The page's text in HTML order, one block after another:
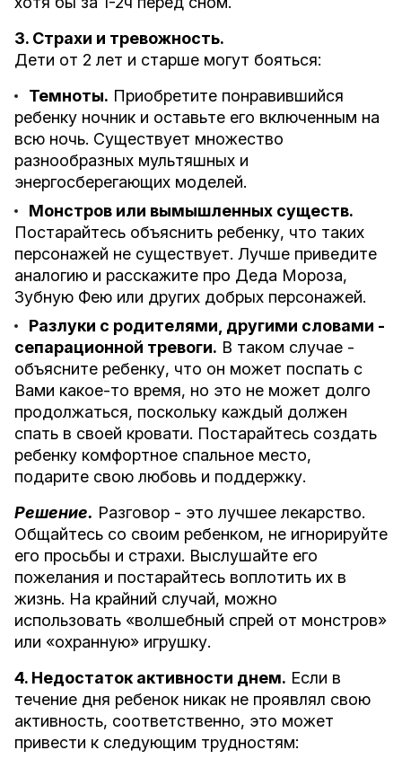
3. Страхи и тревожность.
Дети от 2 лет и старше могут бояться:
Темноты. Приобретите понравившийся
ребенку ночник и оставьте его включенным на
всю ночь. Существует множество
разнообразных мультяшных и
энергосберегающих моделей.
Монстров или вымышленных существ.
Постарайтесь объяснить ребенку, что таких
персонажей не существует. Лучше приведите
аналогию и расскажите про Деда Мороза,
Зубную Фею или других добрых персонажей.
Разлуки с родителями, другими словами -
сепарационной тревоги. В таком случае -
объясните ребенку, что он может поспать с
Вами какое-то время, но это не может долго
продолжаться, поскольку каждый должен
спать в своей кровати. Постарайтесь создать
ребенку комфортное спальное место,
подарите свою любовь и поддержку.
Решение. Разговор - это лучшее лекарство.
Общайтесь со своим ребенком, не игнорируйте
его просьбы и страхи. Выслушайте его
пожелания и постарайтесь воплотить их в
жизнь. На крайний случай, можно
использовать «волшебный спрей от монстров»
или «охранную» игрушку.
4. Недостаток активности днем. Если в
течение дня ребенок никак не проявлял свою
активность, соответственно, это может
привести к следующим трудностям: